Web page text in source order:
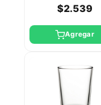
$2.539
Agregar